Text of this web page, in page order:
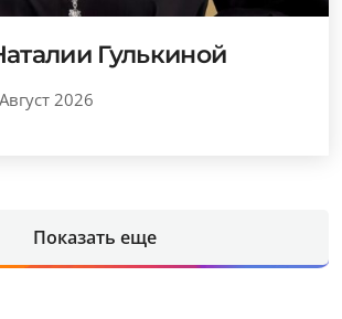
Гулькиной
2026
Показать еще